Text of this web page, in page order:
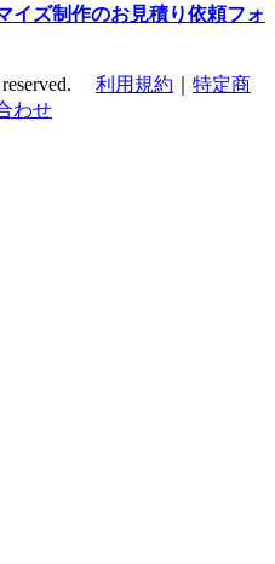
イズ制作のお見積り依頼フォ
reserved. 利用規約
特定商
わせ